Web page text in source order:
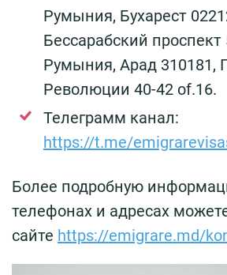
Румыния, Бухарест
Бессарабский проспект
Румыния, Арад 310181,
Революции 40-42 of.16.
Телеграмм канал:
https://t.me/
Более подробную
телефонах и адресах
сайте https://emigrare.md/